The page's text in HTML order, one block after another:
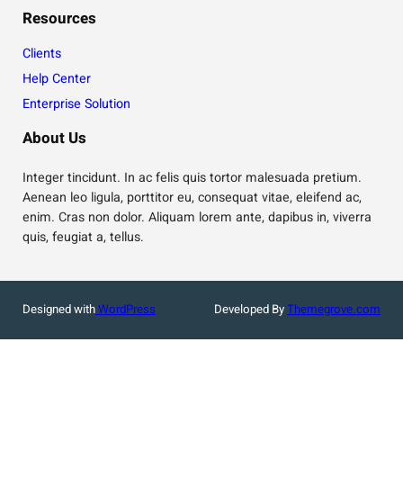
Resources
Clients
Help Center
Enterprise Solution
About Us
Integer tincidunt. In ac felis quis tortor malesuada pretium.
Aenean leo ligula, porttitor eu, consequat vitae, eleifend ac,
enim. Cras non dolor. Aliquam lorem ante, dapibus in, viverra
quis, feugiat a, tellus.
Designed withWordPress Developed ByThemegrove.com